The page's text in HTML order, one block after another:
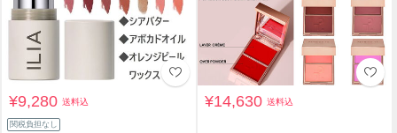
¥9,280送料込
関税負担なし
¥14,630送料込